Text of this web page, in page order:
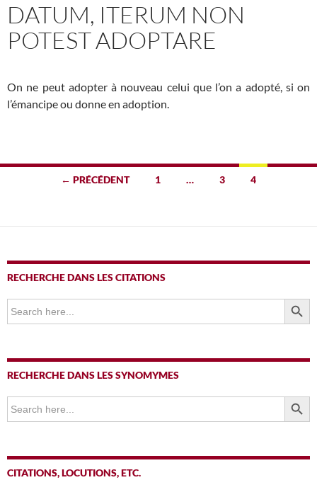
DATUM, ITERUM NON
POTEST ADOPTARE
On ne peut adopter à nouveau celui que l’on a adopté, si on
l’émancipe ou donne en adoption.
Navigation
articles
← PRÉCÉDENT 1 … 3 4
RECHERCHE DANS LES CITATIONS
Search
for:
SEARCH
RECHERCHE DANS LES SYNOMYMES
Search
for:
SEARCH
CITATIONS, LOCUTIONS, ETC.